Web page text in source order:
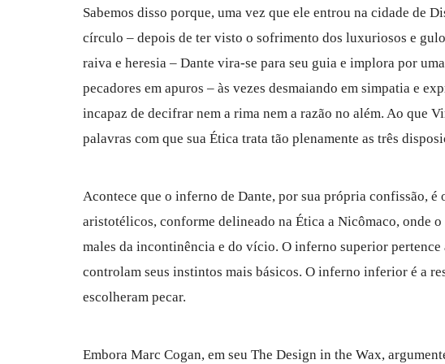
Sabemos disso porque, uma vez que ele entrou na cidade de
círculo – depois de ter visto o sofrimento dos luxuriosos e
raiva e heresia – Dante vira-se para seu guia e implora por
pecadores em apuros – às vezes desmaiando em simpatia e
incapaz de decifrar nem a rima nem a razão no além. Ao que
palavras com que sua Ética trata tão plenamente as três
Acontece que o inferno de Dante, por sua própria confissão,
aristotélicos, conforme delineado na Ética a Nicômaco, onde
males da incontinência e do vício. O inferno superior pertence
controlam seus instintos mais básicos. O inferno inferior é a
escolheram pecar.
Embora Marc Cogan, em seu The Design in the Wax,